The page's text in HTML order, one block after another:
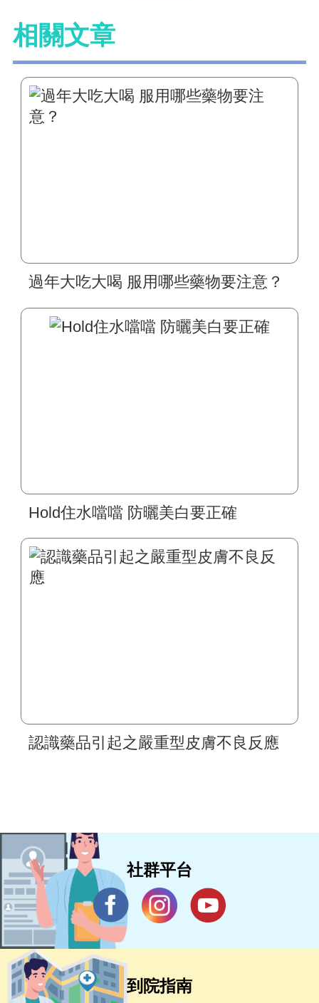
相關文章
過年大吃大喝 服用哪些藥物要注意？
Hold住水噹噹 防曬美白要正確
認識藥品引起之嚴重型皮膚不良反應
社群平台
到院指南